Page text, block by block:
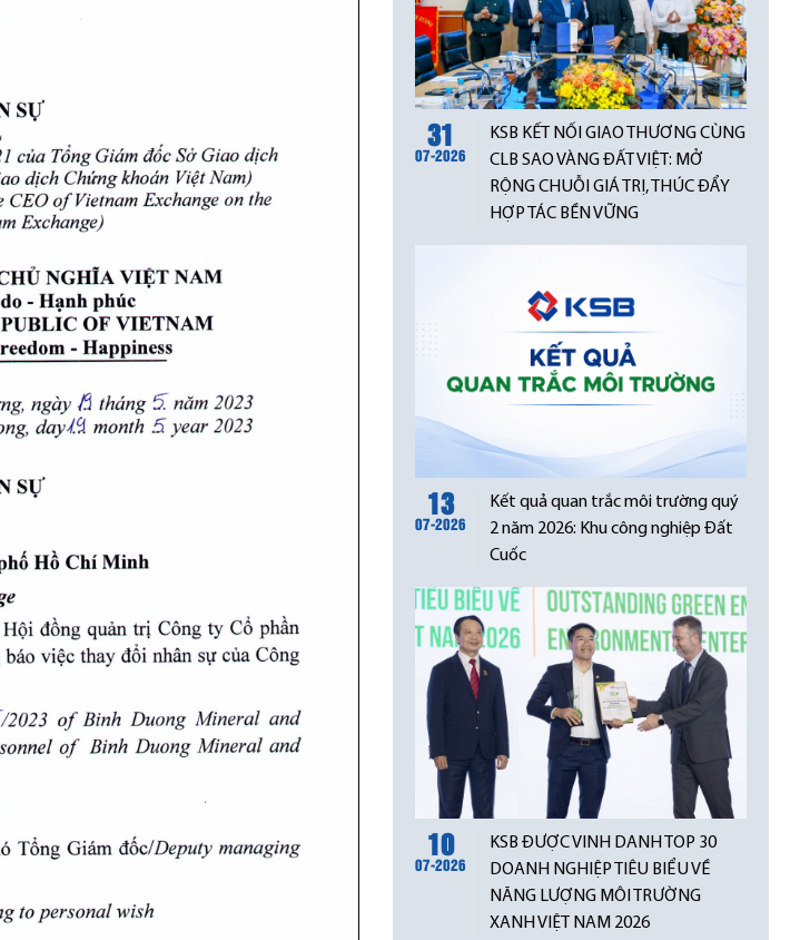
31
07-2026
KSB KẾT NỐI GIAO THƯƠNG CÙNG
CLB SAO VÀNG ĐẤT VIỆT: MỞ
RỘNG CHUỖI GIÁ TRỊ, THÚC ĐẨY
HỢP TÁC BỀN VỮNG
13
07-2026
Kết quả quan trắc môi trường quý
2 năm 2026: Khu công nghiệp Đất
Cuốc
10
07-2026
KSB ĐƯỢC VINH DANH TOP 30
DOANH NGHIỆP TIÊU BIỂU VỀ
NĂNG LƯỢNG MÔI TRƯỜNG
XANH VIỆT NAM 2026